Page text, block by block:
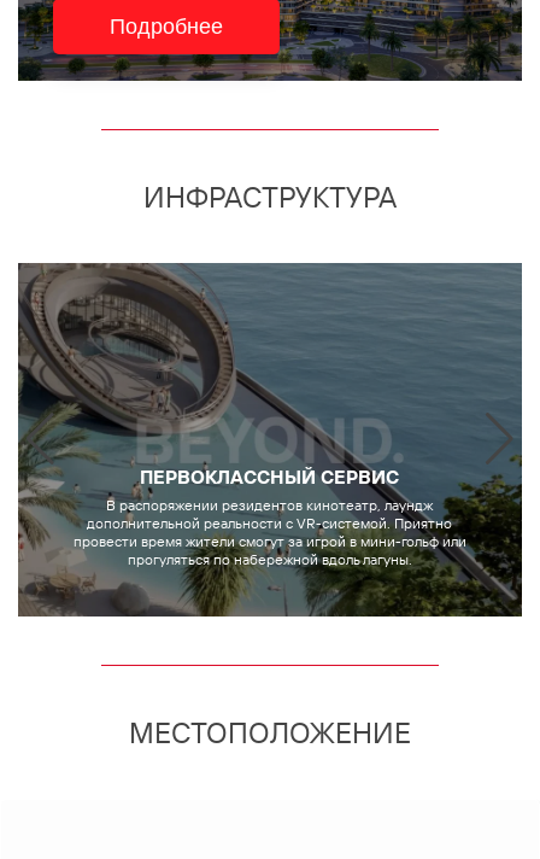
Подробнее
ИНФРАСТРУКТУРА
ПЕРВОКЛАССНЫЙ СЕРВИС
В распоряжении резидентов кинотеатр, лаундж
дополнительной реальности с VR-системой. Приятно
провести время жители смогут за игрой в мини-гольф или
прогуляться по набережной вдоль лагуны.
МЕСТОПОЛОЖЕНИЕ